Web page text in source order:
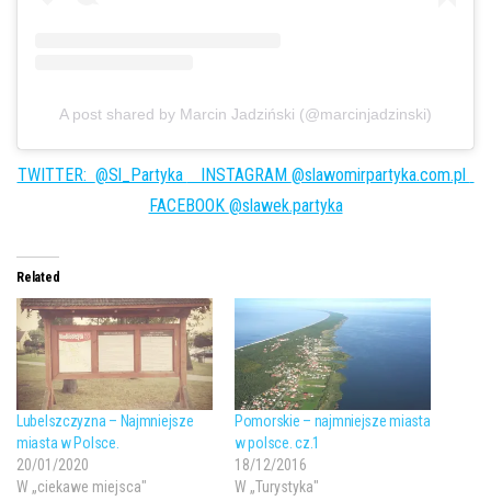
A post shared by Marcin Jadziński (@marcinjadzinski)
TWITTER: @Sl_Partyka INSTAGRAM @slawomirpartyka.com.pl
FACEBOOK @slawek.partyka
Related
Lubelszczyzna – Najmniejsze
miasta w Polsce.
20/01/2020
W „ciekawe miejsca"
Pomorskie – najmniejsze miasta
w polsce. cz.1
18/12/2016
W „Turystyka"